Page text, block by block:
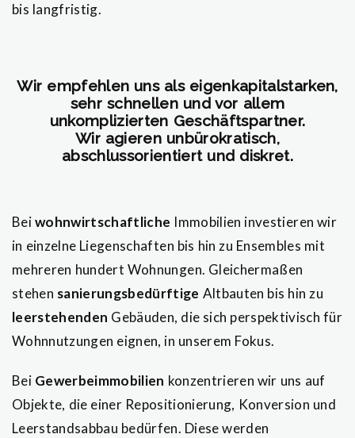
bis langfristig.
Wir empfehlen uns als eigenkapitalstarken,
sehr schnellen und vor allem
unkomplizierten Geschäftspartner.
Wir agieren unbürokratisch,
abschlussorientiert und diskret.
Beiwohnwirtschaftliche Immobilien investieren wir
in einzelne Liegenschaften bis hin zu Ensembles mit
mehreren hundert Wohnungen. Gleichermaßen
stehen sanierungsbedürftige Altbauten bis hin zu
leerstehenden Gebäuden, die sich perspektivisch für
Wohnnutzungen eignen, in unserem Fokus.
Bei Gewerbeimmobilien konzentrieren wir uns auf
Objekte, die einer Repositionierung, Konversion und
Leerstandsabbau bedürfen. Diese werden